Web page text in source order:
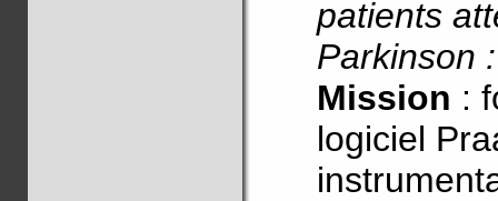
patients
Parkinson
Mission :
logiciel